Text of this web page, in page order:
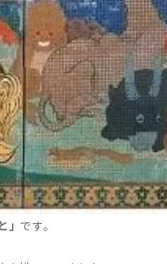
」 です。